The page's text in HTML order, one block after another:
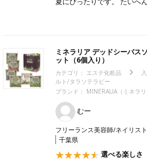
ミネラリア デッドシーバ
ット（6個入り）
カテゴリ： エステ化粧品
ルト/タラソテラピー
ブランド： MINERALIA（ミネラリ
むー
フリーランス美容師/ネイリス
千葉県
選べる楽しさ